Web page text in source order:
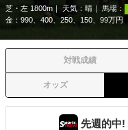
芝・左 1800m 天気： 晴 馬場：
金：990、400、250、150、99万円
対戦成績
オッズ
先週的中!